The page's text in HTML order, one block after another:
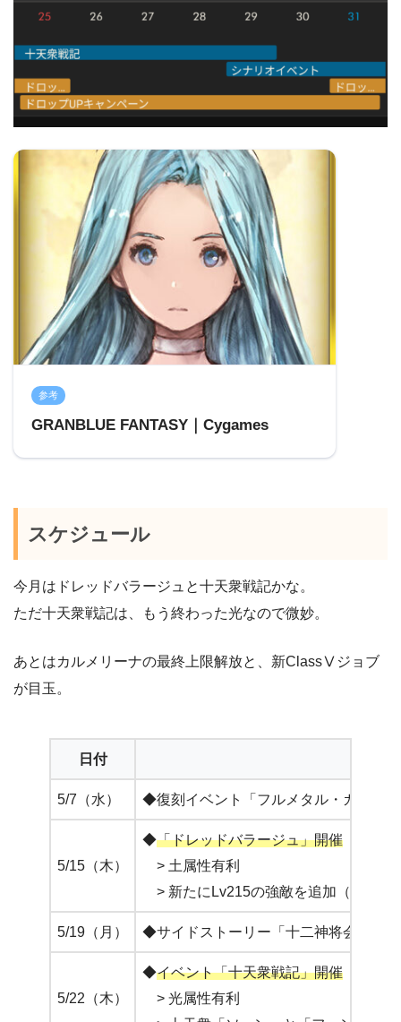
参考
GRANBLUE FANTASY｜Cygames
スケジュール
今月はドレッドバラージュと十天衆戦記かな。
ただ十天衆戦記は、もう終わった光なので微妙。
あとはカルメリーナの最終上限解放と、新ClassⅤジョブ
が目玉。
日付
5/7（水） ◆復刻イベント「フルメタル・ガイVII
5/15（木）
◆「ドレッドバラージュ」開催
> 土属性有利
> 新たにLv215の強敵を追加（Lv175
5/19（月） ◆サイドストーリー「十二神将会議」
5/22（木）
◆イベント「十天衆戦記」開催
> 光属性有利